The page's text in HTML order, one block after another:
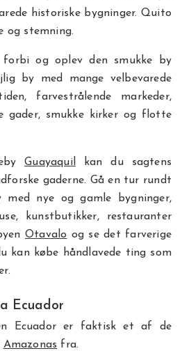
historiske bygninger. Quito
og stemning.
forbi og oplev den smukke by
by med mange velbevarede
farvestrålende markeder,
gader, smukke kirker og flotte
Guayaquil
kan du sagtens
gaderne. Gå en tur rundt
med nye og gamle bygninger,
kunstbutikker, restauranter
Otavalo og se det farverige
kan købe håndlavede ting som
Ecuador
Ecuador er faktisk et af de
Amazonas fra.